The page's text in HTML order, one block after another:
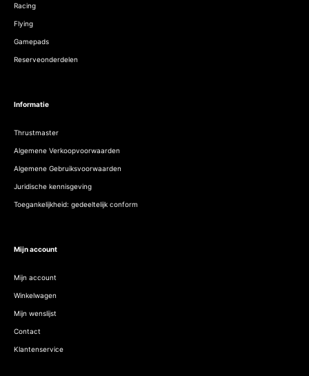
Racing
Flying
Gamepads
Reserveonderdelen
Informatie
Thrustmaster
Algemene Verkoopvoorwaarden
Algemene Gebruiksvoorwaarden
Juridische kennisgeving
Toegankelijkheid: gedeeltelijk conform
Mijn account
Mijn account
Winkelwagen
Mijn wenslijst
Contact
Klantenservice